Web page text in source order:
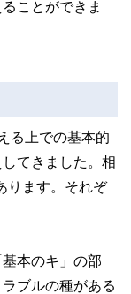
ことができま
る上での基本的
てきました。相
ります。それぞ
本のキ」の部
ブルの種がある